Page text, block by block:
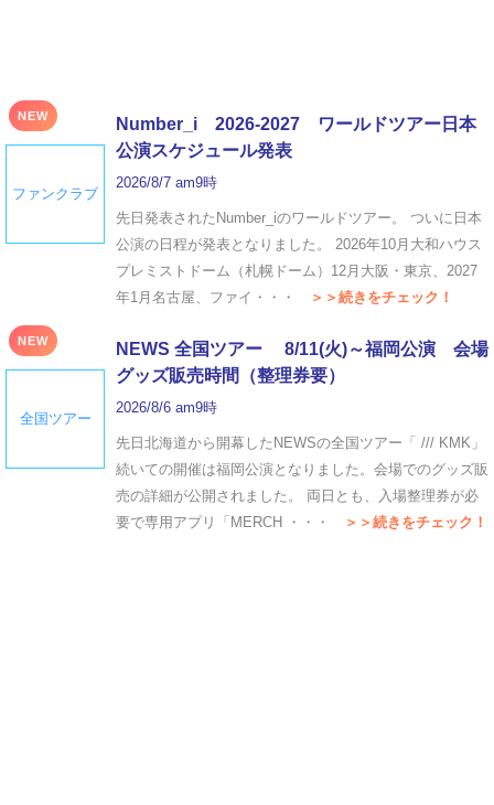
NEW
ファンクラブ
Number_i 2026‐2027 ワールドツアー日本
公演スケジュール発表
2026/8/7 am9時
先日発表されたNumber_iのワールドツアー。 ついに日本
公演の日程が発表となりました。 2026年10月大和ハウス
プレミストドーム（札幌ドーム）12月大阪・東京、2027
年1月名古屋、ファイ・・・
＞＞続きをチェック！
NEW
全国ツアー
NEWS 全国ツアー 8/11(火)～福岡公演 会場
グッズ販売時間（整理券要）
2026/8/6 am9時
先日北海道から開幕したNEWSの全国ツアー「 /// KMK」
続いての開催は福岡公演となりました。会場でのグッズ販
売の詳細が公開されました。 両日とも、入場整理券が必
要で専用アプリ「MERCH ・・・
＞＞続きをチェック！